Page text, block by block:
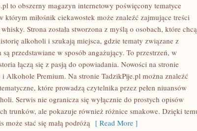
to obszerny magazyn internetowy poświęcony tematyce
którym miłośnik ciekawostek może znaleźć zajmujące treści
Strona została stworzona z myślą o osobach, które chcą
alkoholi i szukają miejsca, gdzie tematy związane z
przedstawiane w sposób angażujący. To przestrzeń, w
łączą się z pasją do opowiadania. Nowości na stronie
i Alkohole Premium. Na stronie TadzikPije.pl można znaleźć
które prowadzą czytelnika przez pełen niuansów
Serwis nie ogranicza się wyłącznie do prostych opisów
trunków, ale pokazuje również różnice smakowe. Dzięki
może stać się małą podróżą [ Read More ]